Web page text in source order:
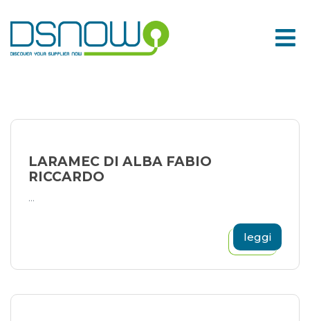
to
content
LARAMEC DI ALBA FABIO
RICCARDO
...
leggi